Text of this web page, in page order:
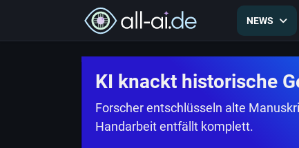
NEWS
KI knackt historische
Forscher entschlüsseln alte
Handarbeit entfällt komplett.